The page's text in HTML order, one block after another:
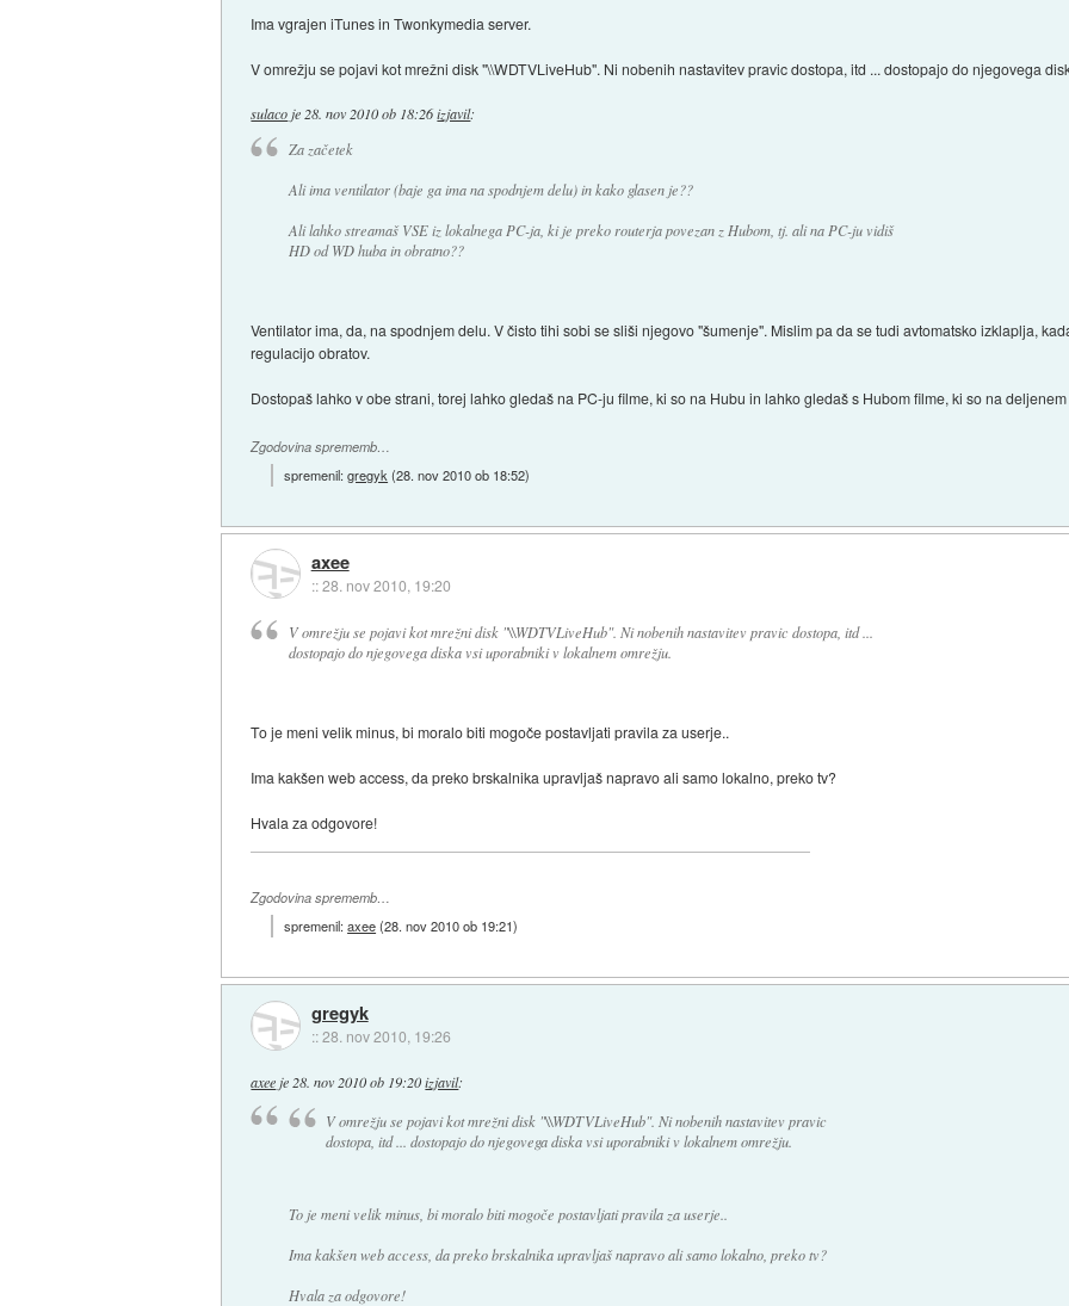
Ima vgrajen iTunes in Twonkymedia server.
V omrežju se pojavi kot mrežni disk "\\WDTVLiveHub". Ni nobenih nastavitev pravic dostopa, itd ... dostopajo do njegovega
sulaco je 28. nov 2010 ob 18:26 izjavil:
Za začetek
Ali ima ventilator (baje ga ima na spodnjem delu) in kako glasen je??
Ali lahko streamaš VSE iz lokalnega PC-ja, ki je preko routerja povezan z Hubom, tj. ali na PC-ju vidiš
HD od WD huba in obratno??
Ventilator ima, da, na spodnjem delu. V čisto tihi sobi se sliši njegovo "šumenje". Mislim pa da se tudi avtomatsko izklaplja,
regulacijo obratov.
Dostopaš lahko v obe strani, torej lahko gledaš na PC-ju filme, ki so na Hubu in lahko gledaš s Hubom filme, ki so na
Zgodovina sprememb…
spremenil:gregyk (28. nov 2010 ob 18:52)
axee
::28. nov 2010, 19:20
V omrežju se pojavi kot mrežni disk "\\WDTVLiveHub". Ni nobenih nastavitev pravic dostopa, itd ...
dostopajo do njegovega diska vsi uporabniki v lokalnem omrežju.
To je meni velik minus, bi moralo biti mogoče postavljati pravila za userje..
Ima kakšen web access, da preko brskalnika upravljaš napravo ali samo lokalno, preko tv?
Hvala za odgovore!
Zgodovina sprememb…
spremenil:axee(28. nov 2010 ob 19:21)
gregyk
::28. nov 2010, 19:26
axee je 28. nov 2010 ob 19:20 izjavil:
V omrežju se pojavi kot mrežni disk "\\WDTVLiveHub". Ni nobenih nastavitev pravic
dostopa, itd ... dostopajo do njegovega diska vsi uporabniki v lokalnem omrežju.
To je meni velik minus, bi moralo biti mogoče postavljati pravila za userje..
Ima kakšen web access, da preko brskalnika upravljaš napravo ali samo lokalno, preko tv?
Hvala za odgovore!